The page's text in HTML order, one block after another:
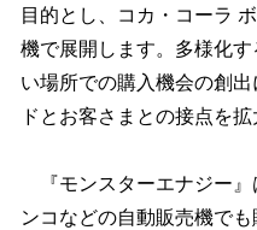
目的とし、コカ・コーラ
機で展開します。多様化
い場所での購入機会の創
ドとお客さまとの接点を拡
『モンスターエナジー』
ンコなどの自動販売機で